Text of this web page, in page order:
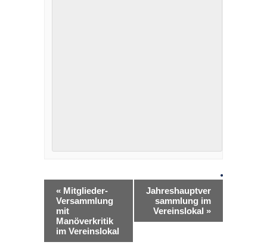
« Mitglieder-
Versammlung
mit
Manöverkritik
im Vereinslokal
Jahreshauptver
sammlung im
Vereinslokal »